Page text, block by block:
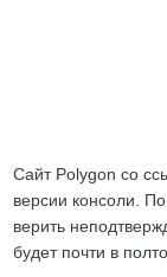
Сайт Polygon со
версии консоли.
верить
будет почти в